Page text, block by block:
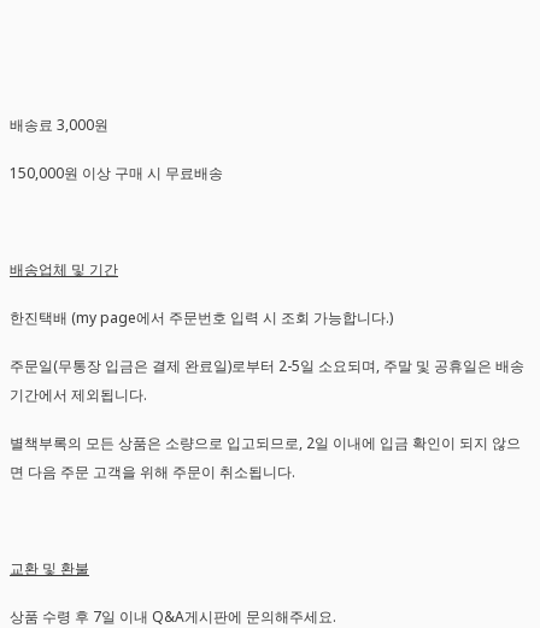
배송료 3,000원
150,000원 이상 구매 시 무료배송
배송업체 및 기간
한진택배 (my page에서 주문번호 입력 시 조회 가능합니다.)
주문일(무통장 입금은 결제 완료일)로부터 2-5일 소요되며, 주말 및 공휴일은 배송
기간에서 제외됩니다.
별책부록의 모든 상품은 소량으로 입고되므로, 2일 이내에 입금 확인이 되지 않으
면 다음 주문 고객을 위해 주문이 취소됩니다.
교환 및 환불
상품 수령 후 7일 이내 Q&A게시판에 문의해주세요.